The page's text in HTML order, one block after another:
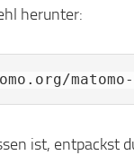
herunter:
ist, entpackst